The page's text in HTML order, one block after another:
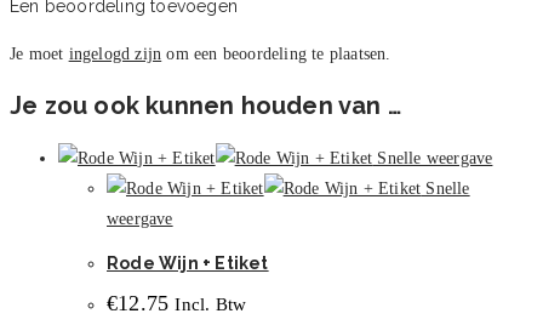
Een beoordeling toevoegen
Je moet ingelogd zijn om een beoordeling te plaatsen.
Je zou ook kunnen houden van …
Snelle weergave
Snelle
weergave
Rode Wijn + Etiket
€12.75 Incl. Btw